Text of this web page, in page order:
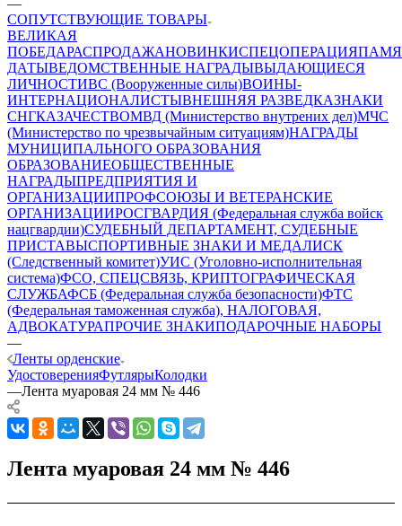
—
СОПУТСТВУЮЩИЕ ТОВАРЫ
ВЕЛИКАЯ
ПОБЕДАРАСПРОДАЖАНОВИНКИСПЕЦОПЕРАЦИЯ
ДАТЫВЕДОМСТВЕННЫЕ НАГРАДЫВЫДАЮЩИЕСЯ
ЛИЧНОСТИВС (Вооруженные силы)ВОИНЫ-
ИНТЕРНАЦИОНАЛИСТЫВНЕШНЯЯ РАЗВЕДКАЗНАКИ
СНГКАЗАЧЕСТВОМВД (Министерство внутрених дел)МЧС
(Министерство по чрезвычайным ситуациям)НАГРАДЫ
МУНИЦИПАЛЬНОГО ОБРАЗОВАНИЯ
ОБРАЗОВАНИЕОБЩЕСТВЕННЫЕ
НАГРАДЫПРЕДПРИЯТИЯ И
ОРГАНИЗАЦИИПРОФСОЮЗЫ И ВЕТЕРАНСКИЕ
ОРГАНИЗАЦИИРОСГВАРДИЯ (Федеральная служба войск
нацгвардии)СУДЕБНЫЙ ДЕПАРТАМЕНТ, СУДЕБНЫЕ
ПРИСТАВЫСПОРТИВНЫЕ ЗНАКИ И МЕДАЛИСК
(Следственный комитет)УИС (Уголовно-исполнительная
система)ФСО, СПЕЦСВЯЗЬ, КРИПТОГРАФИЧЕСКАЯ
СЛУЖБАФСБ (Федеральная служба безопасности)ФТС
(Федеральная таможенная служба), НАЛОГОВАЯ,
АДВОКАТУРАПРОЧИЕ ЗНАКИПОДАРОЧНЫЕ НАБОРЫ
—
Ленты орденские
УдостоверенияФутлярыКолодки
—Лента муаровая 24 мм № 446
Лента муаровая 24 мм № 446